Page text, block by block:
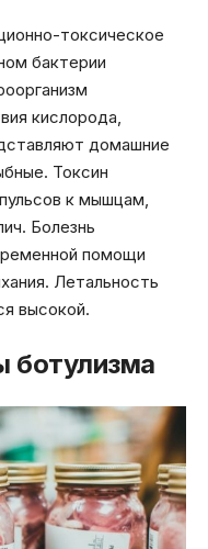
токсическое
бактерии
кислорода,
домашние
Токсин
к мышцам,
Болезнь
помощи
Летальность
высокой.
ботулизма